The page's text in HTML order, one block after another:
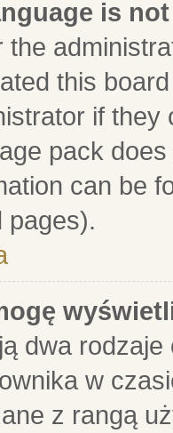
is
the
this
if they
pack
can be
pages).
dwa
w
z rangą